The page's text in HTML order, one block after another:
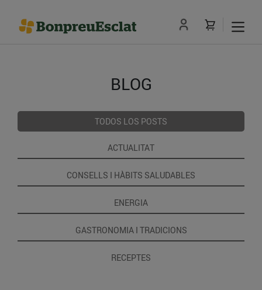
BLOG
TODOS LOS POSTS
ACTUALITAT
CONSELLS I HÀBITS SALUDABLES
ENERGIA
GASTRONOMIA I TRADICIONS
RECEPTES